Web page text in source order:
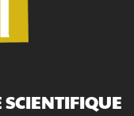
SCIENTIFIQUE